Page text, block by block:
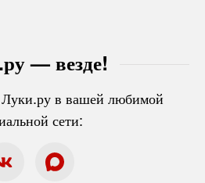
— везде!
в вашей любимой
сети: